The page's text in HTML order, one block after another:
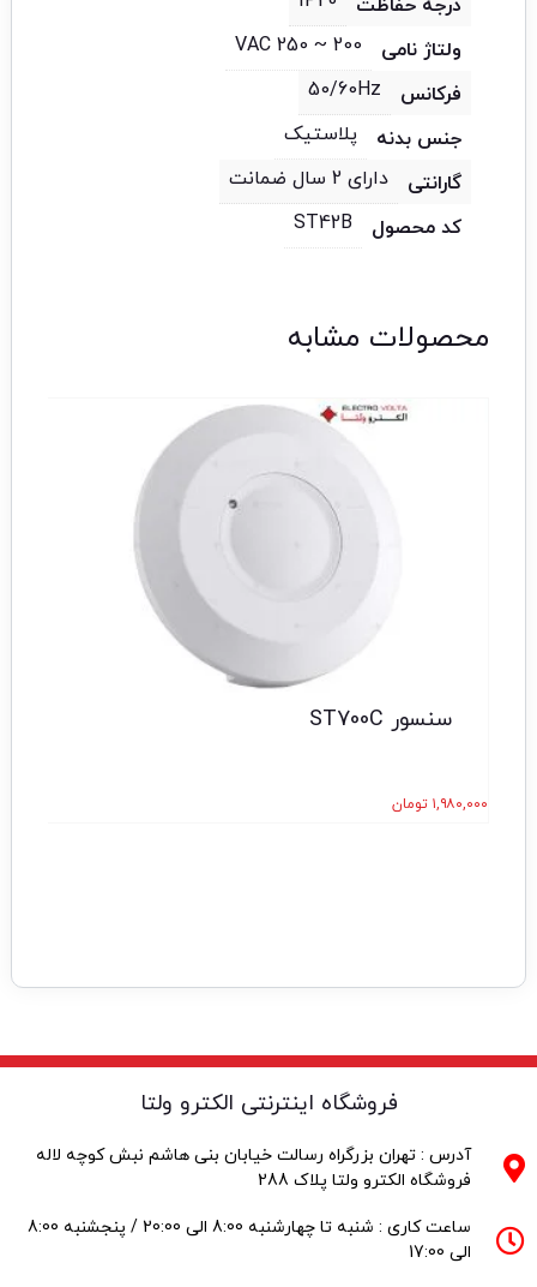
درجه حفاظت
ولتاژ نامی
200 ~ 250 VAC
فرکانس
50/60Hz
جنس بدنه
پلاستیک
گارانتی
دارای 2 سال ضمانت
کد محصول
ST42B
محصولات مشابه
سنسور ST700C
۱,۹۸۰,۰۰۰ تومان
فروشگاه اینترنتی الکترو ولتا
آدرس : تهران بزرگراه رسالت خیابان بنی هاشم نبش کوچه لاله
فروشگاه الکترو ولتا پلاک 288
ساعت کاری : شنبه تا چهارشنبه 8:00 الی 20:00 / پنجشنبه 8:00
الی 17:00